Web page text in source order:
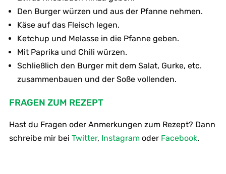
Den Burger würzen und aus der Pfanne nehmen.
Käse auf das Fleisch legen.
Ketchup und Melasse in die Pfanne geben.
Mit Paprika und Chili würzen.
Schließlich den Burger mit dem Salat, Gurke, etc.
zusammenbauen und der Soße vollenden.
FRAGEN ZUM REZEPT
Hast du Fragen oder Anmerkungen zum Rezept? Dann
schreibe mir bei Twitter, Instagramoder Facebook.